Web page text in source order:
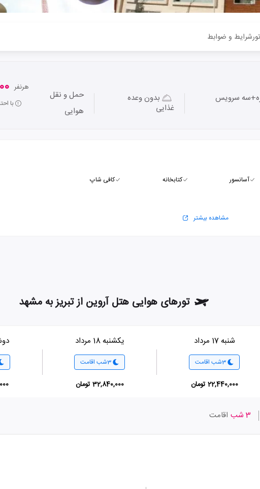
شرایط و ضوابط
سرویس
بدون وعده
غذایی
حمل و نقل
هوایی
هرنفر
با
آسانسور کتابخانه کافی شاپ
مشاهده بیشتر
تورهای هوایی هتل آروین از تبریز به مشهد
شنبه 17 مرداد
3شب اقامت
22,440,000 تومان
یکشنبه 18 مرداد
3شب اقامت
32,840,000 تومان
3 شب اقامت